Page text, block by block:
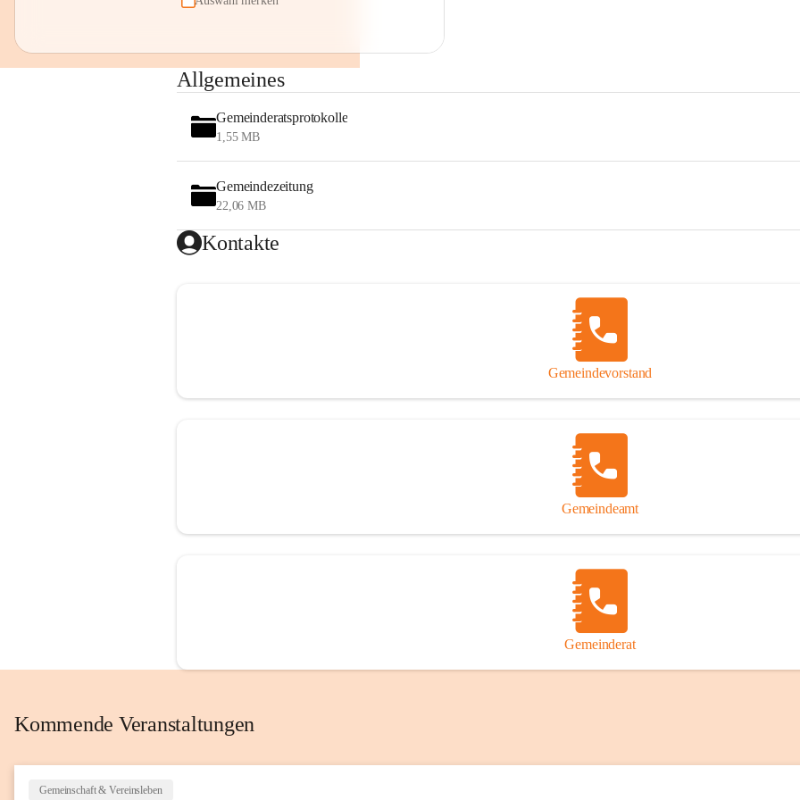
Allgemeines
Gemeinderatsprotokolle
1,55 MB
Gemeindezeitung
22,06 MB
Kontakte
Gemeindevorstand
Gemeindeamt
Gemeinderat
Kommende Veranstaltungen
Gemeinschaft & Vereinsleben